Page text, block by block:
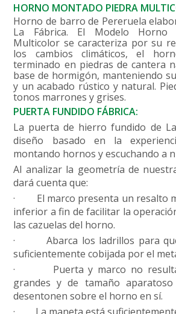
HORNO MONTADO PIEDRA
Horno de barro de Pereruela
La Fábrica. El Modelo Horno
Multicolor se caracteriza por su
los cambios climáticos, el
terminado en piedras de cantera
base de hormigón, manteniendo
y un acabado rústico y natural.
tonos marrones y grises.
PUERTA FUNDIDO FÁBRICA:
La puerta de hierro fundido de
diseño basado en la
montando hornos y escuchando a
Al analizar la geometría de
dará cuenta que:
·
El marco presenta un resalto
inferior a fin de facilitar la
las cazuelas del horno.
·
Abarca los ladrillos para
suficientemente cobijada por el
·
Puerta y marco no
grandes y de tamaño aparatoso
desentonen sobre el horno en sí.